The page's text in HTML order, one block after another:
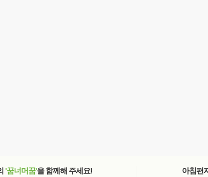
'꿈너머꿈'을 함께해 주세요! 아침편